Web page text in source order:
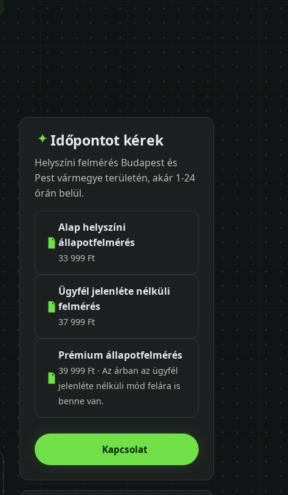
Időpontot kérek
Helyszíni felmérés Budapest és
Pest vármegye területén, akár 1-24
órán belül.
Alap helyszíni
állapotfelmérés
33 999 Ft
Ügyfél jelenléte nélküli
felmérés
37 999 Ft
Prémium állapotfelmérés
39 999 Ft · Az árban az ügyfél
jelenléte nélküli mód felára is
benne van.
Kapcsolat